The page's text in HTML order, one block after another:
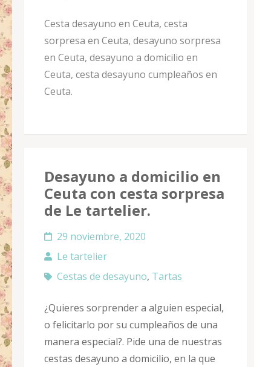
Cesta desayuno en Ceuta, cesta
sorpresa en Ceuta, desayuno sorpresa
en Ceuta, desayuno a domicilio en
Ceuta, cesta desayuno cumpleaños en
Ceuta.
Desayuno a domicilio en
Ceuta con cesta sorpresa
de Le tartelier.
29 noviembre, 2020
Le tartelier
Cestas de desayuno, Tartas
¿Quieres sorprender a alguien especial,
o felicitarlo por su cumpleaños de una
manera especial?. Pide una de nuestras
cestas desayuno a domicilio, en la que